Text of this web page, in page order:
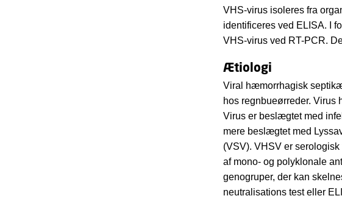
VHS-virus isoleres fra
identificeres ved ELISA. I
VHS-virus ved RT-PCR.
Ætiologi
Viral hæmorrhagisk
hos regnbueørreder. Virus
Virus er beslægtet med
mere beslægtet med
(VSV). VHSV er
af mono- og polyklonale
genogruper, der kan
neutralisations test eller